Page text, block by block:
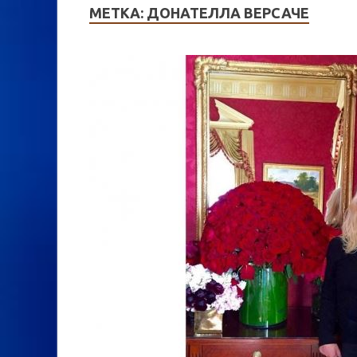
МЕТКА: ДОНАТЕЛЛА ВЕРСАЧЕ